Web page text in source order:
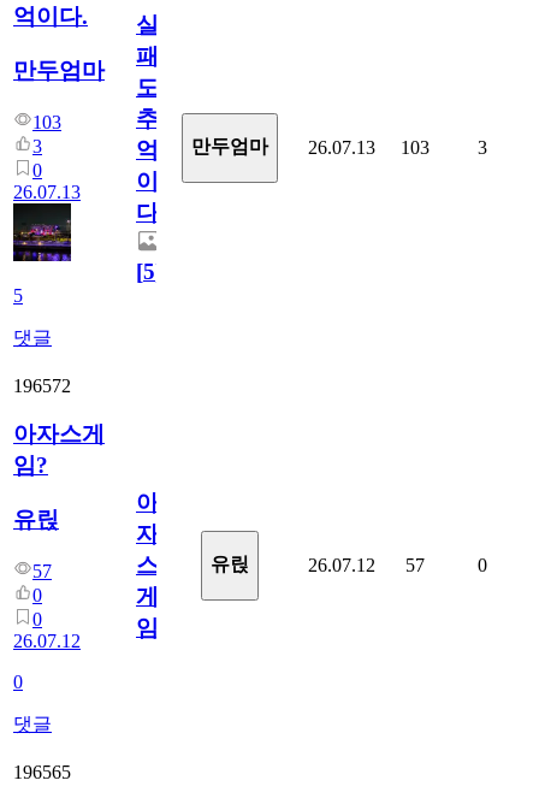
억이다.
만두엄마
103
3
0
26.07.13
5
댓글
실
패
도
추
억
이
다.
[5]
만두엄마 26.07.13 103 3
196572
아자스게
임?
유릱
57
0
0
26.07.12
0
댓글
아
자
스
게
임?
유릱 26.07.12 57 0
196565